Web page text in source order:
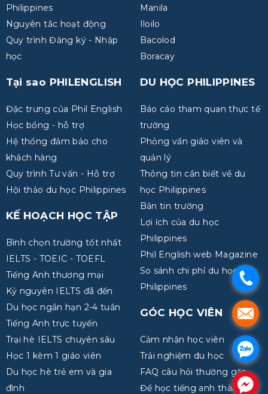
Philippines
Nguyên tắc hoạt động
Quy trình Đăng ký - Nhập
học
Tại sao PHILENGLISH
Đặc trưng của Phil English
Học bổng - hỗ trợ
Hệ thống đảm bảo cho
khách hàng
Quy trình Tư vấn - Hỗ trợ
Hội thảo du học Philippines
KẾ HOẠCH HỌC TẬP
Bình chọn trường tốt nhất
IELTS - TOEIC - TOEFL
Tiếng Anh thương mại
Kỷ nguyên IELTS đã đến
Du học ngắn hạn 2-4 tuần
Tiếng Anh trực tuyến
Trại hè IELTS chuyên sâu
Học 1 kèm 1 giáo viên
Du học hè trẻ em và gia
đình
Manila
Iloilo
Bacolod
Boracay
DU HỌC PHILIPPINES
Báo cáo tham quan thực tế
trường
Phỏng vấn giáo viên và
quản lý
Thông tin cần biết về du
học Philippines
Bản tin trường
Lợi ích của du học
Philippines
Phil English web Magazine
So sánh chi phí du học
Philippines
GÓC HỌC VIÊN
Cảm nhận học viên
Trải nghiệm du học
FAQ câu hỏi thường gặp
Để học tiếng anh thành
.
.
.
.